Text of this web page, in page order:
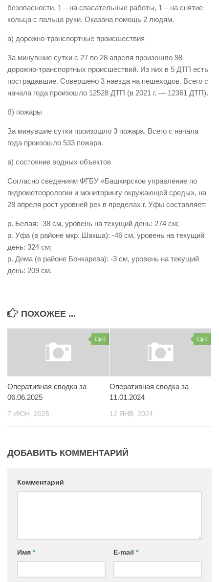
Уголок гражданской обороны
Пресс-центр
СМИ о нас
Конкурсы
Наша работа
Фотогалерея
Обращения
Контакты
Вакансии
безопасности, 1 – на спасательные работы, 1 – на снятие
кольца с пальца руки. Оказана помощь 2 людям.
а) дорожно-транспортные происшествия
За минувшие сутки с 27 по 28 апреля произошло 98
дорожно-транспортных происшествий. Из них в 5 ДТП есть
пострадавшие. Совершено 3 наезда на пешеходов. Всего с
начала года произошло 12528 ДТП (в 2021 г. — 12361 ДТП).
б) пожары
За минувшие сутки произошло 3 пожара. Всего с начала
года произошло 533 пожара.
в) состояние водных объектов
Согласно сведениям ФГБУ «Башкирское управление по
гидрометеорологии и мониторингу окружающей среды», на
28 апреля рост уровней рек в пределах г. Уфы составляет:
р. Белая: -38 см, уровень на текущий день: 274 см;
р. Уфа (в районе мкр. Шакша): -46 см, уровень на текущий
день: 324 см;
р. Дема (в районе Бочкарева): -3 см, уровень на текущий
день: 209 см.
ПОХОЖЕЕ ...
0
Оперативная сводка за
06.06.2025
7 ИЮН, 2025
0
Оперативная сводка за
11.01.2024
12 ЯНВ, 2024
ДОБАВИТЬ КОММЕНТАРИЙ
Комментарий
Имя * E-mail *